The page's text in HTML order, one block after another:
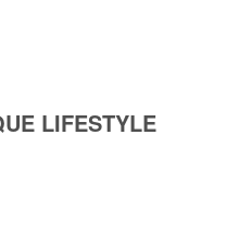
LIFESTYLE